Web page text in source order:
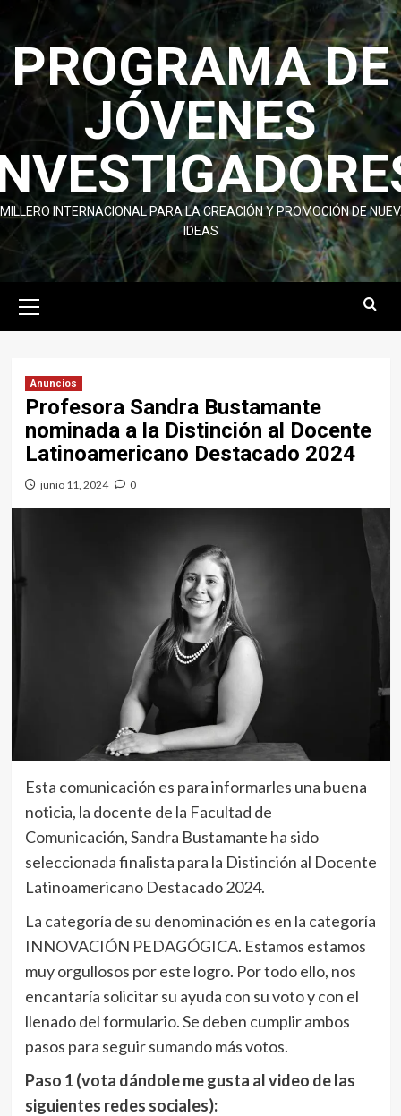
content
PROGRAMA DE
JÓVENES
INTERNACIONAL PARA LA CREACIÓN Y PROMOCIÓN DE
IDEAS
Menu
Anuncios
Profesora Sandra Bustamante
nominada a la Distinción al Docente
Latinoamericano Destacado 2024
junio 11, 2024 0
Esta comunicación es para informarles una buena
noticia, la docente de la Facultad de
Comunicación, Sandra Bustamante ha sido
seleccionada finalista para la Distinción al Docente
Latinoamericano Destacado 2024.
La categoría de su denominación es en la categoría
INNOVACIÓN PEDAGÓGICA. Estamos estamos
muy orgullosos por este logro. Por todo ello, nos
encantaría solicitar su ayuda con su voto y con el
llenado del formulario. Se deben cumplir ambos
pasos para seguir sumando más votos.
Paso 1 (vota dándole me gusta al video de las
siguientes redes sociales):